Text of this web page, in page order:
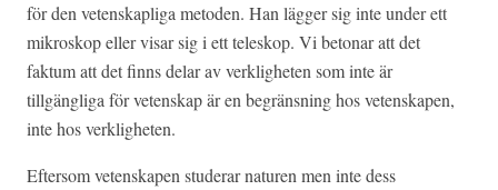
för den vetenskapliga metoden. Han lägger sig inte under ett
mikroskop eller visar sig i ett teleskop. Vi betonar att det
faktum att det finns delar av verkligheten som inte är
tillgängliga för vetenskap är en begränsning hos vetenskapen,
inte hos verkligheten.
Eftersom vetenskapen studerar naturen men inte dess